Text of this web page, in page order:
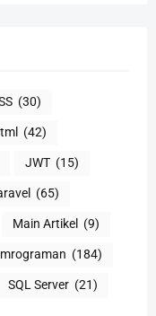
(30)
(42)
JWT (15)
(65)
Main Artikel (9)
(184)
SQL Server (21)